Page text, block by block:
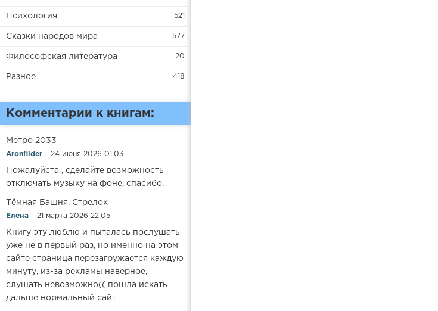
Психология 521
Сказки народов мира 577
Философская литература 20
Разное 418
Комментарии к книгам:
Метро 2033
Aronfilder 24 июня 2026 01:03
Пожалуйста , сделайте возможность
отключать музыку на фоне, спасибо.
​​Тёмная Башня. Стрелок
Елена 21 марта 2026 22:05
Книгу эту люблю и пыталась послушать
уже не в первый раз, но именно на этом
сайте страница перезагружается каждую
минуту, из-за рекламы наверное,
слушать невозможно(( пошла искать
дальше нормальный сайт